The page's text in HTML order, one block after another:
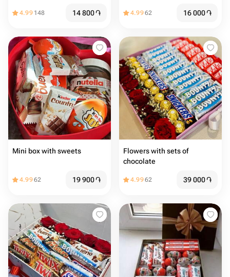
4.99 148 14 800֏ 4.9962 16 000֏
Mini box with sweets
4.9962 19 900֏
Flowers with sets of
chocolate
4.9962 39 000֏